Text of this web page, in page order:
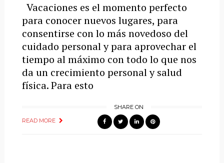
Vacaciones es el momento perfecto
para conocer nuevos lugares, para
consentirse con lo más novedoso del
cuidado personal y para aprovechar el
tiempo al máximo con todo lo que nos
da un crecimiento personal y salud
física. Para esto
READ MORE
SHARE ON